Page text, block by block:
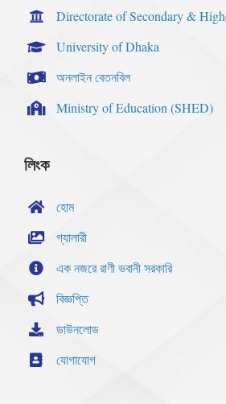
Directorate of Secondary &
University of Dhaka
অনলাইন বেতনবিল
Ministry of Education (SHED)
লিংক
হোম
গ্যালারী
এক নজরে রাণী ভবানী সরকারি
বিজ্ঞপ্তি
ডাউনলোড
যোগাযোগ